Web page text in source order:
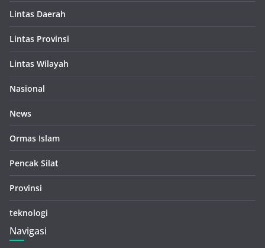
Lintas Daerah
Lintas Provinsi
Lintas Wilayah
Nasional
News
Ormas Islam
Pencak Silat
Provinsi
teknologi
Navigasi